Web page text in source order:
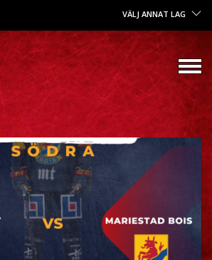
VÄLJ ANNAT LAG